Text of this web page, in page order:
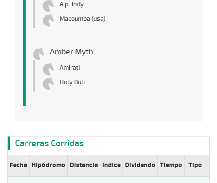
A.p. Indy
Macoumba (usa)
Amber Myth
Amirati
Holy Bull
Carreras Corridas
Fecha Hipódromo Distancia Indice Dividendo Tiempo Tipo Lº